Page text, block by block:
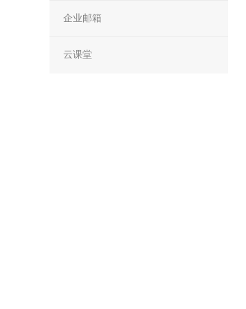
企业邮箱
云课堂